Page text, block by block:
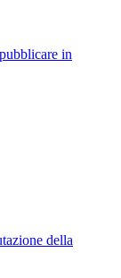
in
della